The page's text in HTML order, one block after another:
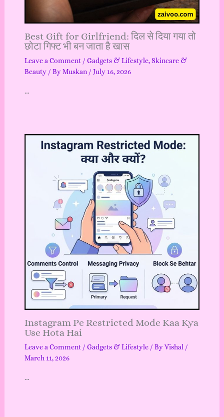
Best Gift for Girlfriend: दिल से दिया गया तो
छोटा गिफ्ट भी बन जाता है खास
Leave a Comment / Gadgets & Lifestyle,Skincare &
Beauty/ ByMuskan / July 16, 2026
…
Instagram Pe Restricted Mode Kaa Kya
Use Hota Hai
Leave a Comment / Gadgets & Lifestyle/ ByVishal /
March 11, 2026
…